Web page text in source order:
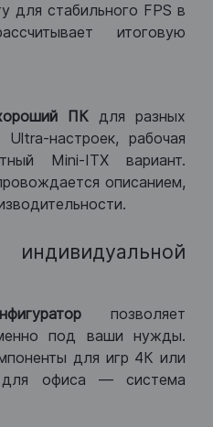
для стабильного FPS в
итоговую
ПКдля разных
Ultra-настроек, рабочая
Mini-ITX вариант.
описанием,
позволяет
под ваши нужды.
для игр 4К или
офиса — система